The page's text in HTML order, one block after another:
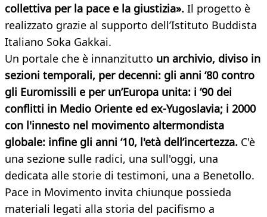
collettiva per la pace e la giustizia». Il progetto è
realizzato grazie al supporto dell’Istituto Buddista
Italiano Soka Gakkai.
Un portale che è innanzitutto un archivio, diviso in
sezioni temporali, per decenni: gli anni ‘80 contro
gli Euromissili e per un’Europa unita: i ‘90 dei
conflitti in Medio Oriente ed ex-Yugoslavia; i 2000
con l'innesto nel movimento altermondista
globale: infine gli anni ‘10, l'età dell’incertezza. C'è
una sezione sulle radici, una sull'oggi, una
dedicata alle storie di testimoni, una a Benetollo.
Pace in Movimento invita chiunque possieda
materiali legati alla storia del pacifismo a